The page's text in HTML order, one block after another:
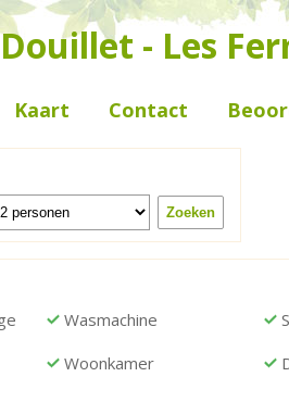
- Les
Kaart Contact
Wasmachine
Woonkamer